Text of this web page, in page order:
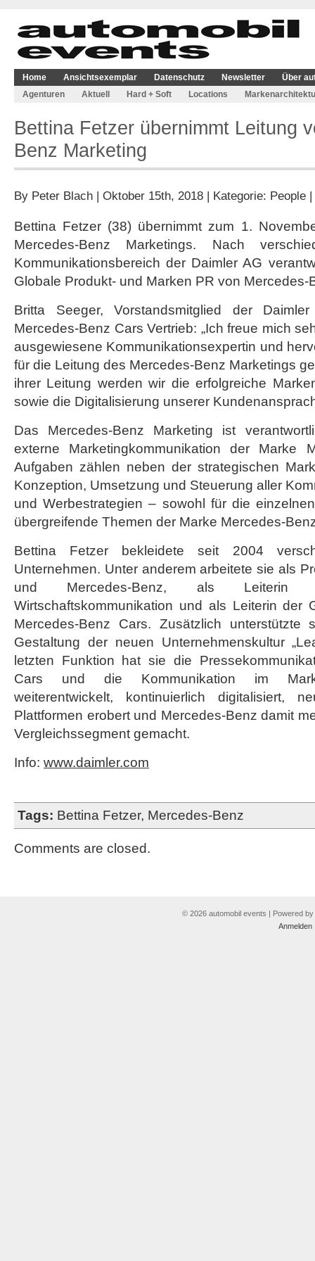
Home Ansichtsexemplar Datenschutz Newsletter
Über
Agenturen
Aktuell Hard + Soft Locations
Bettina Fetzer übernimmt Leitung
Benz Marketing
By Peter Blach | Oktober 15th, 2018 | Kategorie: People |
Bettina Fetzer (38) übernimmt zum 1.
Mercedes-Benz Marketings. Nach
Kommunikationsbereich der Daimler AG
Globale Produkt- und Marken PR von Mercedes-
Britta Seeger, Vorstandsmitglied der
Mercedes-Benz Cars Vertrieb: „Ich freue mich
ausgewiesene Kommunikationsexpertin und
für die Leitung des Mercedes-Benz Marketings
ihrer Leitung werden wir die erfolgreiche
sowie die Digitalisierung unserer
Das Mercedes-Benz Marketing ist
externe Marketingkommunikation der Marke
Aufgaben zählen neben der strategischen
Konzeption, Umsetzung und Steuerung aller
und Werbestrategien – sowohl für die
übergreifende Themen der Marke Mercedes-
Bettina Fetzer bekleidete seit 2004
Unternehmen. Unter anderem arbeitete sie als
und Mercedes-Benz, als Leiterin
Wirtschaftskommunikation und als Leiterin der
Mercedes-Benz Cars. Zusätzlich unterstützte
Gestaltung der neuen Unternehmenskultur
letzten Funktion hat sie die
Cars und die Kommunikation im
weiterentwickelt, kontinuierlich digitalisiert,
Plattformen erobert und Mercedes-Benz damit
Vergleichssegment gemacht.
Info: www.daimler.com
Tags: Bettina Fetzer, Mercedes-Benz
Comments are closed.
© 2026 automobil events | Powered by
Anmelden|